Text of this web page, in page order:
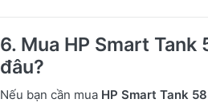
6. Mua HP Smart
đâu?
Nếu bạn cần mua HP Smart Tank